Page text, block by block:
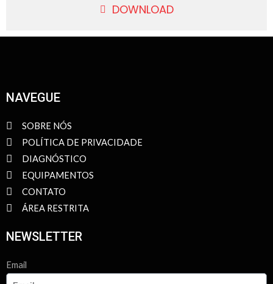
DOWNLOAD
NAVEGUE
SOBRE NÓS
POLÍTICA DE PRIVACIDADE
DIAGNÓSTICO
EQUIPAMENTOS
CONTATO
ÁREA RESTRITA
NEWSLETTER
Email